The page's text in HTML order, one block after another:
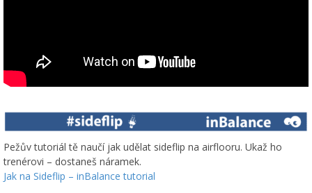
Pežův tutoriál tě naučí jak udělat sideflip na airflooru. Ukaž ho
trenérovi – dostaneš náramek.
Jak na Sideflip – inBalance tutorial